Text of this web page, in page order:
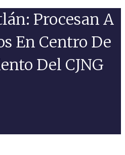
Procesan A
En Centro De
Del CJNG